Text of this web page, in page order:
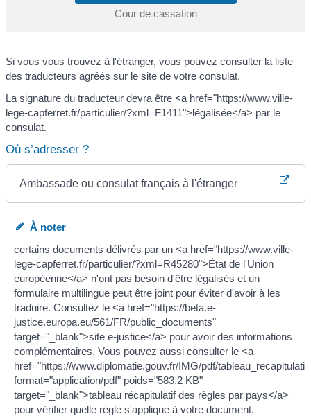
Cour de cassation
Si vous vous trouvez à l'étranger, vous pouvez consulter la liste
des traducteurs agréés sur le site de votre consulat.
La signature du traducteur devra être <a href="https://www.ville-
lege-capferret.fr/particulier/?xml=F1411">légalisée</a> par le
consulat.
Où s’adresser ?
Ambassade ou consulat français à l'étranger
À noter
certains documents délivrés par un <a href="https://www.ville-
lege-capferret.fr/particulier/?xml=R45280">État de l'Union
européenne</a> n'ont pas besoin d'être légalisés et un
formulaire multilingue peut être joint pour éviter d'avoir à les
traduire. Consultez le <a href="https://beta.e-
justice.europa.eu/561/FR/public_documents"
target="_blank">site e-justice</a> pour avoir des informations
complémentaires. Vous pouvez aussi consulter le <a
href="https://www.diplomatie.gouv.fr/IMG/pdf/
format="application/pdf" poids="583.2 KB"
target="_blank">tableau récapitulatif des règles par pays</a>
pour vérifier quelle règle s'applique à votre document.